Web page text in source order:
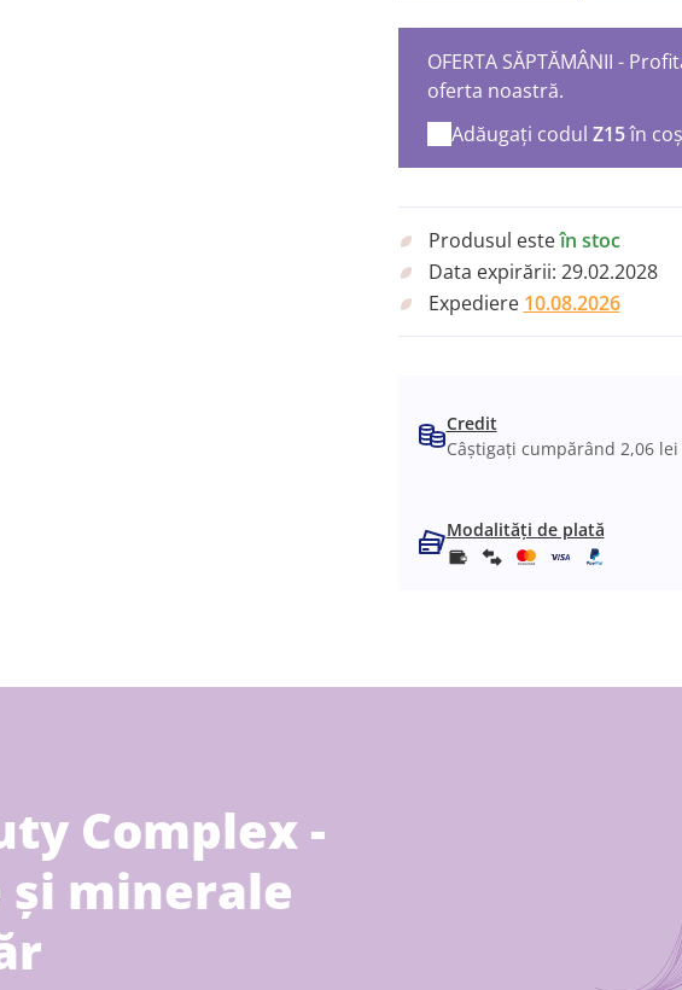
OFERTA SĂPTĂMÂNII -
oferta noastră.
Adăugați codul Z15în coș
Produsul esteîn stoc
Data expirării: 29.02.2028
Expediere 10.08.2026
Credit
Câștigați cumpărând 2,06 lei
Modalități de plată
Complex -
minerale